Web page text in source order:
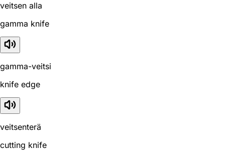
veitsen alla
gamma knife
gamma-veitsi
knife edge
veitsenterä
cutting knife